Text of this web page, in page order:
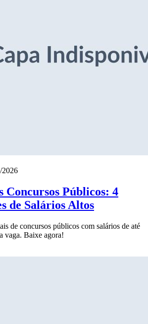
2026
Públicos: 4
de Salários Altos
de concursos públicos com salários de até
vaga. Baixe agora!